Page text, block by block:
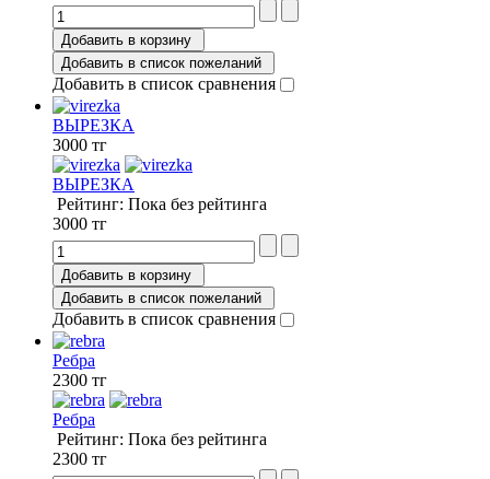
Добавить в корзину
Добавить в список пожеланий
Добавить в список сравнения
ВЫРЕЗКА
3000 тг
ВЫРЕЗКА
Рейтинг: Пока без рейтинга
3000 тг
Добавить в корзину
Добавить в список пожеланий
Добавить в список сравнения
Ребра
2300 тг
Ребра
Рейтинг: Пока без рейтинга
2300 тг